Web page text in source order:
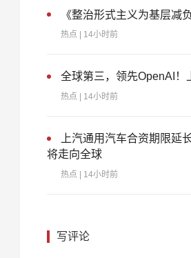
《整治形式主义为基层减
热点 | 14小时前
全球第三，领先OpenAI
热点 | 14小时前
上汽通用汽车合资期限延
将走向全球
热点 | 14小时前
写评论